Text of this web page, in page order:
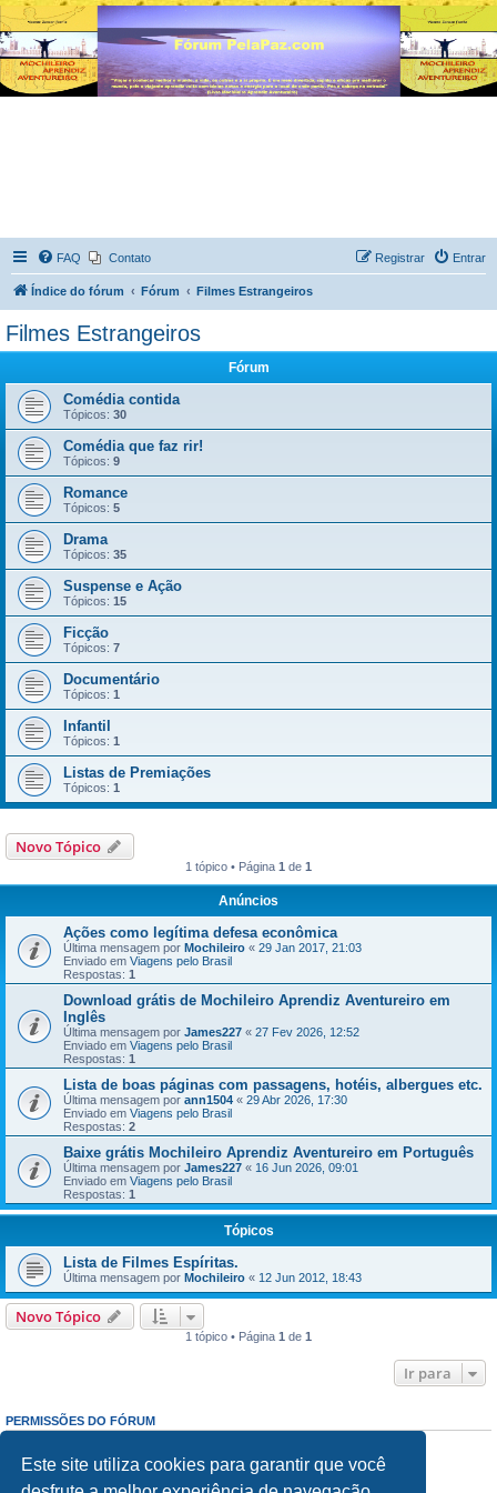
Este site utiliza cookies para garantir que você
FAQ Contato Entrar
Registrar
Índice do fórum Fórum Filmes Estrangeiros
Filmes Estrangeiros
Fórum
Comédia contida
Tópicos: 30
Comédia que faz rir!
Tópicos: 9
Romance
Tópicos: 5
Drama
Tópicos: 35
Suspense e Ação
Tópicos: 15
Ficção
Tópicos: 7
Documentário
Tópicos: 1
Infantil
Tópicos: 1
Listas de Premiações
Tópicos: 1
Novo Tópico
1 tópico • Página 1 de 1
Anúncios
Ações como legítima defesa econômica
Última mensagem por Mochileiro « 29 Jan 2017, 21:03
Enviado em Viagens pelo Brasil
Respostas: 1
Download grátis de Mochileiro Aprendiz Aventureiro em
Inglês
Última mensagem por James227 « 27 Fev 2026, 12:52
Enviado em Viagens pelo Brasil
Respostas: 1
Lista de boas páginas com passagens, hotéis, albergues etc.
Última mensagem por ann1504 « 29 Abr 2026, 17:30
Enviado em Viagens pelo Brasil
Respostas: 2
Baixe grátis Mochileiro Aprendiz Aventureiro em Português
Última mensagem por James227 « 16 Jun 2026, 09:01
Enviado em Viagens pelo Brasil
Respostas: 1
Tópicos
Lista de Filmes Espíritas.
Última mensagem por Mochileiro « 12 Jun 2012, 18:43
Novo Tópico
1 tópico • Página 1 de 1
Ir para
PERMISSÕES DO FÓRUM
Responder mensagens:
Proibido
Editar mensagens:Proibido
Excluir mensagens:Proibido